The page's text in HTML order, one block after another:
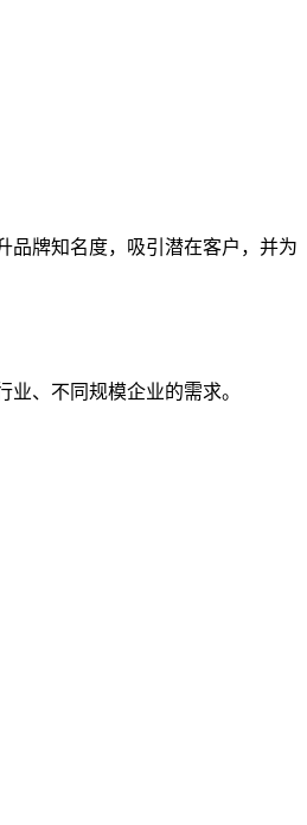
品牌知名度，吸引潜在客户，并为
、不同规模企业的需求。